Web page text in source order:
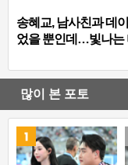
송혜교, 남사친과 데
었을 뿐인데…빛나는
많이 본 포토